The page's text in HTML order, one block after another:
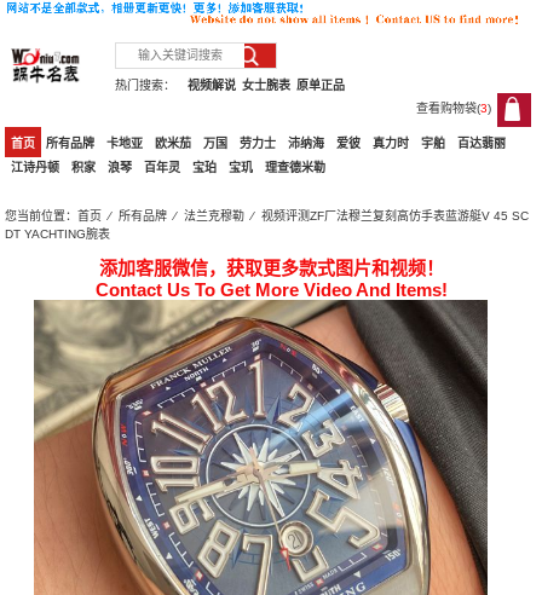
热门搜索： 原单正品
女士腕表
视频解说
查看购物袋(3)
3
首页 所有品牌 卡地亚 欧米茄 万国 劳力士 沛纳海 爱彼 真力时 宇舶
百达翡丽
江诗丹顿
积家 浪琴 百年灵 宝珀 宝玑 理查德米勒
您当前位置：首页 ⁄所有品牌 ⁄法兰克穆勒 ⁄ 视频评测ZF厂法穆兰复刻高仿手表蓝游艇V 45 SC
DT YACHTING腕表
添加客服微信，获取更多款式图片和视频！
Contact Us To Get More Video And Items!